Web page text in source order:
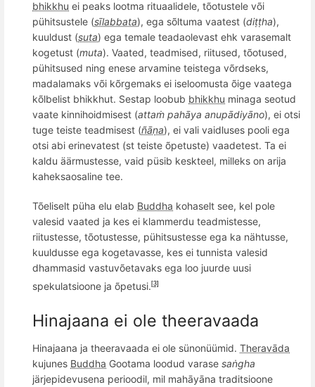
bhikkhu ei peaks lootma rituaalidele, tõotustele või
pühitsustele (sīlabbata), ega sõltuma vaatest (diṭṭha),
kuuldust (suta) ega temale teadaolevast ehk varasemalt
kogetust (muta). Vaated, teadmised, riitused, tõotused,
pühitsused ning enese arvamine teistega võrdseks,
madalamaks või kõrgemaks ei iseloomusta õige vaatega
kõlbelist bhikkhut. Sestap loobub bhikkhu minaga seotud
vaate kinnihoidmisest (attaṁ pahāya anupādiyāno), ei otsi
tuge teiste teadmisest (ñāṇa), ei vali vaidluses pooli ega
otsi abi erinevatest (st teiste õpetuste) vaadetest. Ta ei
kaldu äärmustesse, vaid püsib keskteel, milleks on arija
kaheksaosaline tee.
Tõeliselt püha elu elab Buddha kohaselt see, kel pole
valesid vaated ja kes ei klammerdu teadmistesse,
riitustesse, tõotustesse, pühitsustesse ega ka nähtusse,
kuuldusse ega kogetavasse, kes ei tunnista valesid
dhammasid vastuvõetavaks ega loo juurde uusi
spekulatsioone ja õpetusi. [3]
Hinajaana ei ole theeravaada
Hinajaana ja theeravaada ei ole sünonüümid. Theravāda
kujunes Buddha Gootama loodud varase saṅgha
järjepidevusena perioodil, mil mahāyāna traditsioone